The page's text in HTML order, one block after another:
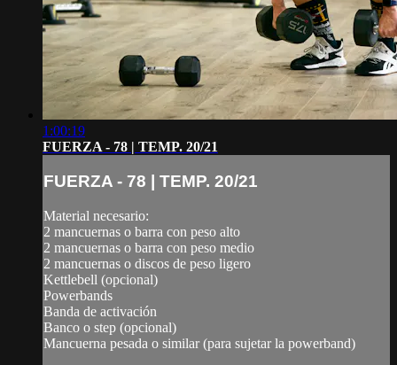
1:00:19
FUERZA - 78 | TEMP. 20/21
FUERZA - 78 | TEMP. 20/21
Material necesario:
2 mancuernas o barra con peso alto
2 mancuernas o barra con peso medio
2 mancuernas o discos de peso ligero
Kettlebell (opcional)
Powerbands
Banda de activación
Banco o step (opcional)
Mancuerna pesada o similar (para sujetar la powerband)